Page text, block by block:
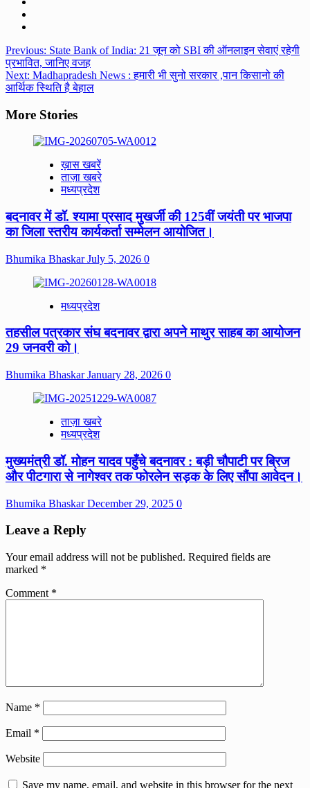
Post
navigation
Previous: State Bank of India: 21 जून को SBI की ऑनलाइन सेवाएं रहेगी
प्रभावित, जानिए वजह
Next: Madhapradesh News : हमारी भी सुनो सरकार ,पान किसानो की
आर्थिक स्थिति है बेहाल
More Stories
ख़ास खबरें
ताज़ा खबरे
मध्यप्रदेश
बदनावर में डॉ. श्यामा प्रसाद मुखर्जी की 125वीं जयंती पर भाजपा
का जिला स्तरीय कार्यकर्ता सम्मेलन आयोजित।
Bhumika BhaskarJuly 5, 2026 0
मध्यप्रदेश
तहसील पत्रकार संघ बदनावर द्वारा अपने माथुर साहब का आयोजन
29 जनवरी को।
Bhumika BhaskarJanuary 28, 2026 0
ताज़ा खबरे
मध्यप्रदेश
मुख्यमंत्री डॉ. मोहन यादव पहुँचे बदनावर : बड़ी चौपाटी पर ब्रिज
और पीटगारा से नागेश्वर तक फोरलेन सड़क के लिए सौंपा आवेदन।
Bhumika BhaskarDecember 29, 2025 0
Leave a Reply
Your email address will not be published. Required fields are
marked *
Comment *
Name *
Email *
Website
Save my name, email, and website in this browser for the next